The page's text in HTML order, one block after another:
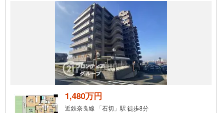
1,480万円
近鉄奈良線 「石切」駅 徒歩8分